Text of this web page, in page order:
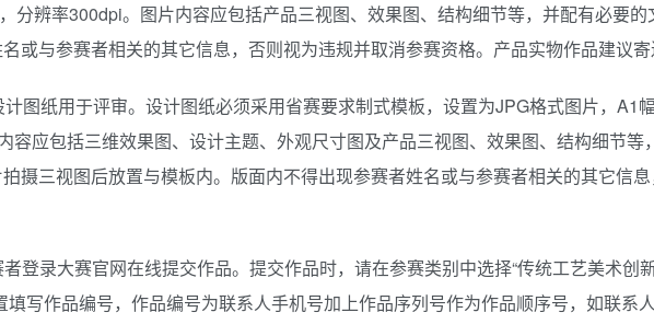
分辨率300dpi。图片内容应包括产品三视图、效果图、结构细节等，并配有必要的
或与参赛者相关的其它信息，否则视为违规并取消参赛资格。产品实物作品建议寄
计图纸用于评审。设计图纸必须采用省赛要求制式模板，设置为JPG格式图片，A1
容应包括三维效果图、设计主题、外观尺寸图及产品三视图、效果图、结构细节等
摄三视图后放置与模板内。版面内不得出现参赛者姓名或与参赛者相关的其它信
登录大赛官网在线提交作品。提交作品时，请在参赛类别中选择“传统工艺美术创
填写作品编号，作品编号为联系人手机号加上作品序列号作为作品顺序号，如联系